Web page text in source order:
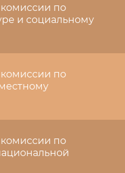
по
и социальному
по
по